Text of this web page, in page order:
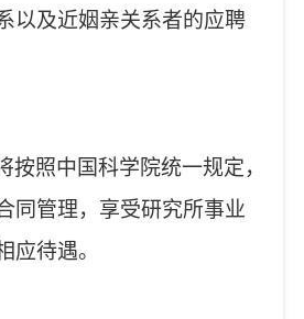
以及近姻亲关系者的应聘
按照中国科学院统一规定，
同管理，享受研究所事业
应待遇。